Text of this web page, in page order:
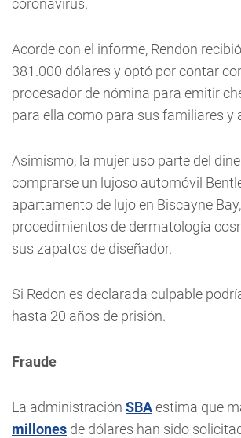
coronavirus.
Acorde con el informe, Rendon
381.000 dólares y optó por contar
procesador de nómina para emitir
para ella como para sus familiares y
Asimismo, la mujer uso parte del
comprarse un lujoso automóvil
apartamento de lujo en Biscayne
procedimientos de dermatología
sus zapatos de diseñador.
Si Redon es declarada culpable
hasta 20 años de prisión.
Fraude
La administración SBAestima que
millones de dólares han sido